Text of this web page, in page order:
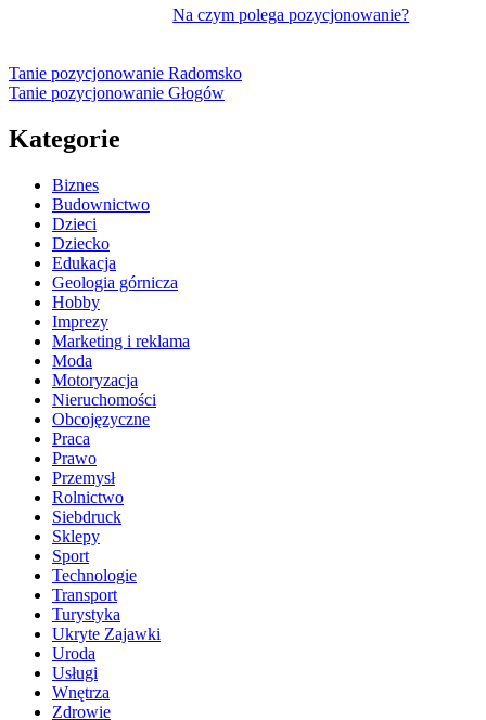
Na czym polega pozycjonowanie?
Tanie pozycjonowanie Radomsko
Tanie pozycjonowanie Głogów
Kategorie
Biznes
Budownictwo
Dzieci
Dziecko
Edukacja
Geologia górnicza
Hobby
Imprezy
Marketing i reklama
Moda
Motoryzacja
Nieruchomości
Obcojęzyczne
Praca
Prawo
Przemysł
Rolnictwo
Siebdruck
Sklepy
Sport
Technologie
Transport
Turystyka
Ukryte Zajawki
Uroda
Usługi
Wnętrza
Zdrowie